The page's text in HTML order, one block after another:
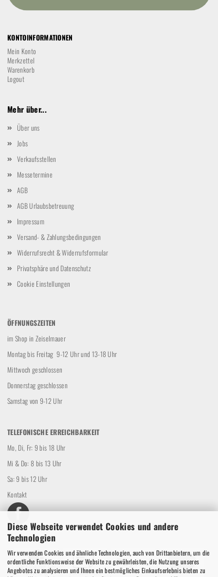
Diese Webseite verwendet Cookies und andere
Technologien
Wir verwenden Cookies und ähnliche Technologien, auch von Drittanbietern, um die
ordentliche Funktionsweise der Website zu gewährleisten, die Nutzung unseres
Angebotes zu analysieren und Ihnen ein bestmögliches Einkaufserlebnis bieten zu
KONTOINFORMATIONEN
Mein Konto
Merkzettel
Warenkorb
Logout
Mehr über...
Über uns
Jobs
Verkaufsstellen
Messetermine
AGB
AGB Urlaubsbetreuung
Impressum
Versand- & Zahlungsbedingungen
Widerrufsrecht & Widerrufsformular
Privatsphäre und Datenschutz
Cookie Einstellungen
ÖFFNUNGSZEITEN
im Shop in Zeiselmauer
Montag bis Freitag 9-12 Uhr und 13-18 Uhr
Mittwoch geschlossen
Donnerstag geschlossen
Samstag von 9-12 Uhr
TELEFONISCHE ERREICHBARKEIT
Mo, Di, Fr: 9 bis 18 Uhr
Mi & Do: 8 bis 13 Uhr
Sa: 9 bis 12 Uhr
Kontakt